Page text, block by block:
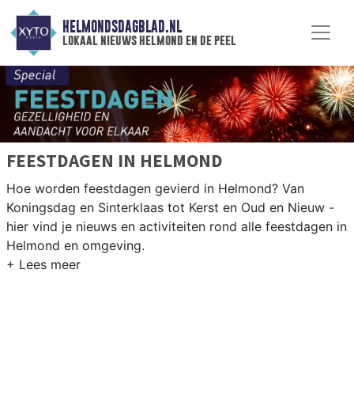
HELMONDSDAGBLAD.NL
lokaal nieuws helmond en de peel
FEESTDAGEN IN HELMOND
Hoe worden feestdagen gevierd in Helmond? Van
Koningsdag en Sinterklaas tot Kerst en Oud en Nieuw -
hier vind je nieuws en activiteiten rond alle feestdagen in
Helmond en omgeving.